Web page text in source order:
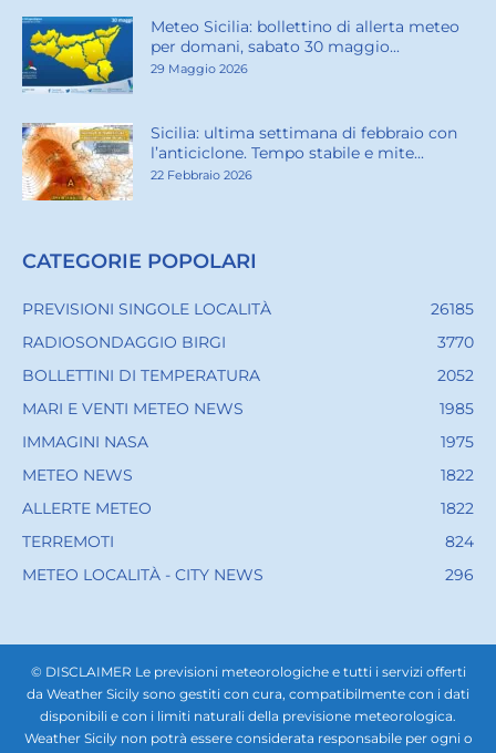
Meteo Sicilia: bollettino di allerta meteo
per domani, sabato 30 maggio...
29 Maggio 2026
Sicilia: ultima settimana di febbraio con
l’anticiclone. Tempo stabile e mite...
22 Febbraio 2026
CATEGORIE POPOLARI
PREVISIONI SINGOLE LOCALITÀ
26185
RADIOSONDAGGIO BIRGI
3770
BOLLETTINI DI TEMPERATURA
2052
MARI E VENTI METEO NEWS
1985
IMMAGINI NASA
1975
METEO NEWS
1822
ALLERTE METEO
1822
TERREMOTI
824
METEO LOCALITÀ - CITY NEWS
296
© DISCLAIMER Le previsioni meteorologiche e tutti i servizi offerti
da Weather Sicily sono gestiti con cura, compatibilmente con i dati
disponibili e con i limiti naturali della previsione meteorologica.
Weather Sicily non potrà essere considerata responsabile per ogni o